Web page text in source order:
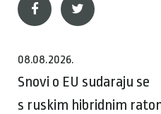
08.08.2026.
Snovi o EU sudaraju se
s ruskim hibridnim